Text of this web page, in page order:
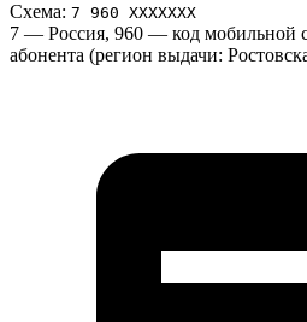
Схема: 7 960 ХХХХХХХ
7 — Россия, 960 — код мобильной
абонента (регион выдачи: